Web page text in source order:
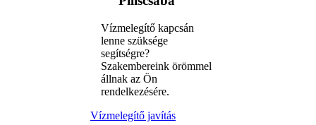
Vízmelegítő kapcsán
lenne szüksége
segítségre?
Szakembereink örömmel
állnak az Ön
rendelkezésére.
Vízmelegítő javítás